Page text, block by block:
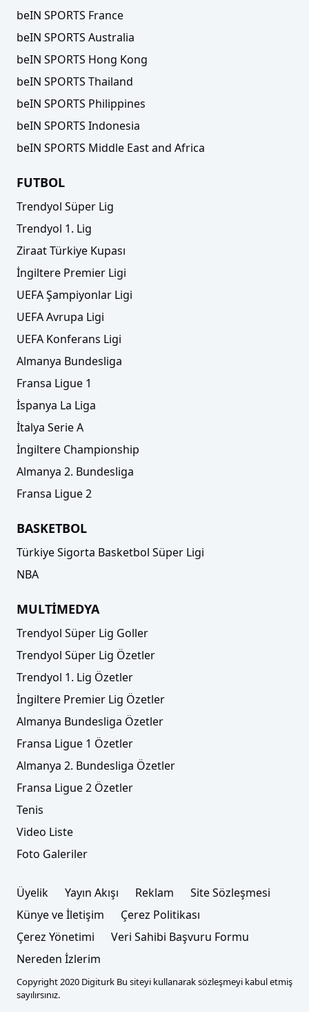
beIN SPORTS France
beIN SPORTS Australia
beIN SPORTS Hong Kong
beIN SPORTS Thailand
beIN SPORTS Philippines
beIN SPORTS Indonesia
beIN SPORTS Middle East and Africa
FUTBOL
Trendyol Süper Lig
Trendyol 1. Lig
Ziraat Türkiye Kupası
İngiltere Premier Ligi
UEFA Şampiyonlar Ligi
UEFA Avrupa Ligi
UEFA Konferans Ligi
Almanya Bundesliga
Fransa Ligue 1
İspanya La Liga
İtalya Serie A
İngiltere Championship
Almanya 2. Bundesliga
Fransa Ligue 2
BASKETBOL
Türkiye Sigorta Basketbol Süper Ligi
NBA
MULTİMEDYA
Trendyol Süper Lig Goller
Trendyol Süper Lig Özetler
Trendyol 1. Lig Özetler
İngiltere Premier Lig Özetler
Almanya Bundesliga Özetler
Fransa Ligue 1 Özetler
Almanya 2. Bundesliga Özetler
Fransa Ligue 2 Özetler
Tenis
Video Liste
Foto Galeriler
Üyelik Yayın Akışı Reklam
Site Sözleşmesi
Künye ve İletişim
Çerez Politikası
Çerez Yönetimi
Veri Sahibi Başvuru Formu
Nereden İzlerim
Copyright 2020 Digiturk Bu siteyi kullanarak sözleşmeyi kabul etmiş
sayılırsınız.